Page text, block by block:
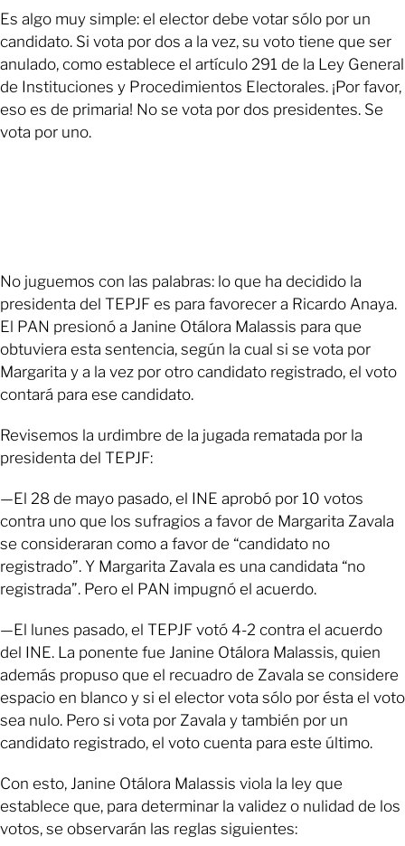
Es algo muy simple: el elector debe votar sólo por un
candidato. Si vota por dos a la vez, su voto tiene que ser
anulado, como establece el artículo 291 de la Ley General
de Instituciones y Procedimientos Electorales. ¡Por favor,
eso es de primaria! No se vota por dos presidentes. Se
vota por uno.
No juguemos con las palabras: lo que ha decidido la
presidenta del TEPJF es para favorecer a Ricardo Anaya.
El PAN presionó a Janine Otálora Malassis para que
obtuviera esta sentencia, según la cual si se vota por
Margarita y a la vez por otro candidato registrado, el voto
contará para ese candidato.
Revisemos la urdimbre de la jugada rematada por la
presidenta del TEPJF:
—El 28 de mayo pasado, el INE aprobó por 10 votos
contra uno que los sufragios a favor de Margarita Zavala
se consideraran como a favor de “candidato no
registrado”. Y Margarita Zavala es una candidata “no
registrada”. Pero el PAN impugnó el acuerdo.
—El lunes pasado, el TEPJF votó 4-2 contra el acuerdo
del INE. La ponente fue Janine Otálora Malassis, quien
además propuso que el recuadro de Zavala se considere
espacio en blanco y si el elector vota sólo por ésta el voto
sea nulo. Pero si vota por Zavala y también por un
candidato registrado, el voto cuenta para este último.
Con esto, Janine Otálora Malassis viola la ley que
establece que, para determinar la validez o nulidad de los
votos, se observarán las reglas siguientes: